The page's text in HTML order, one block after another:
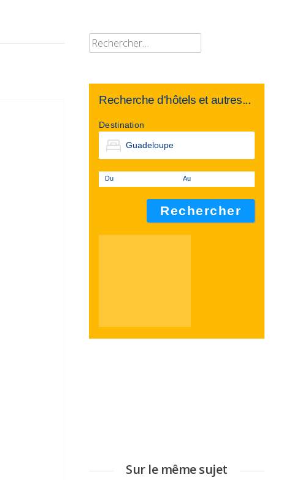
Rechercher :
Recherche d'hôtels et autres...
Destination
Du Au
Sur le même sujet